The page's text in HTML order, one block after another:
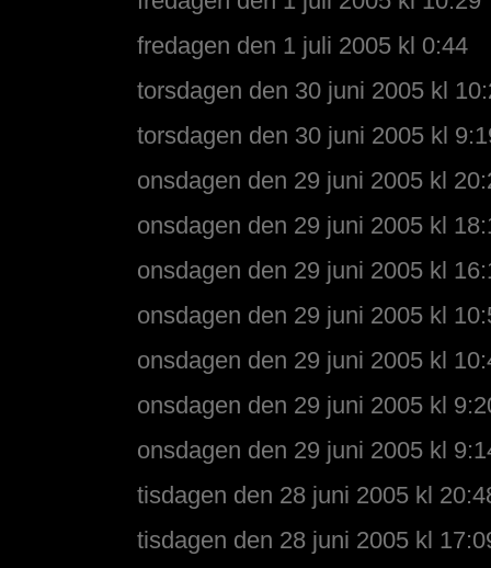
fredagen den 1 juli 2005 kl 0:44
torsdagen den 30 juni 2005 kl
torsdagen den 30 juni 2005 kl
onsdagen den 29 juni 2005 kl
onsdagen den 29 juni 2005 kl
onsdagen den 29 juni 2005 kl
onsdagen den 29 juni 2005 kl
onsdagen den 29 juni 2005 kl
onsdagen den 29 juni 2005 kl
onsdagen den 29 juni 2005 kl
tisdagen den 28 juni 2005 kl
tisdagen den 28 juni 2005 kl